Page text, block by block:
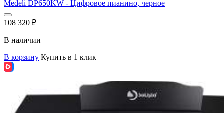
Medeli DP650KW - Цифровое пианино, черное
108 320 ₽
В наличии
В корзину Купить в 1 клик